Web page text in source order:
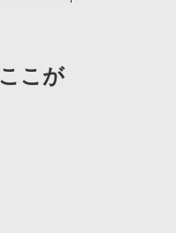
こが